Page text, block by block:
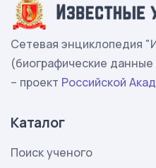
Сетевая энциклопедия
(биографические
– проект Российской
Каталог
Поиск ученого